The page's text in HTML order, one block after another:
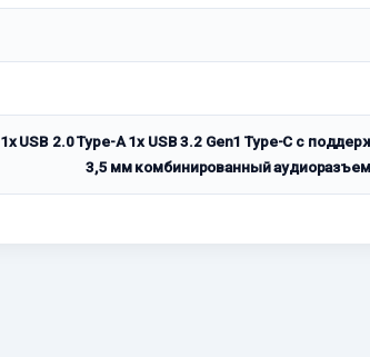
1x USB 2.0 Type-A 1x USB 3.2 Gen1 Type-C с
3,5 мм комбинированный